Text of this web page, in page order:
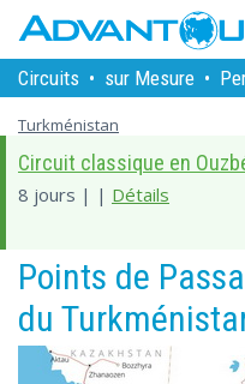
Circuits • sur Mesure •
Turkménistan
Circuit classique en
8 jours | | Détails
Points de
du